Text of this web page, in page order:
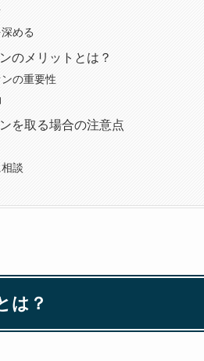
める
のメリットとは？
の重要性
を取る場合の注意点
談
は？